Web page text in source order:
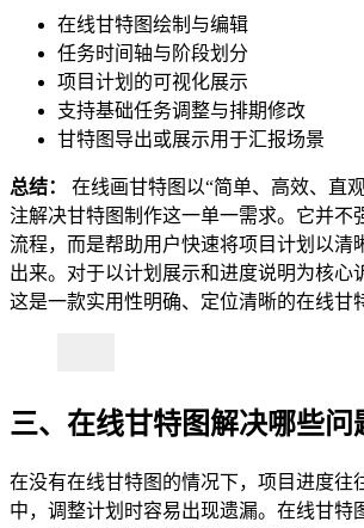
在线甘特图绘制与编辑
任务时间轴与阶段划分
项目计划的可视化展示
支持基础任务调整与排期修改
甘特图导出或展示用于汇报场景
总结：
在线画甘特图以“简单、高效、直
注解决甘特图制作这一单一需求。它并不
流程，而是帮助用户快速将项目计划以清
出来。对于以计划展示和进度说明为核心
这是一款实用性明确、定位清晰的在线甘
三、在线甘特图解决哪些问
在没有在线甘特图的情况下，项目进度往
中，调整计划时容易出现遗漏。在线甘特